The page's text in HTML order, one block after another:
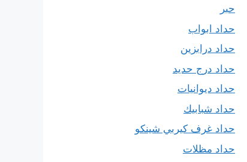
حبر
حداد ابواب
حداد درابزين
حداد درج حديد
حداد ديوانيات
حداد شبابيك
حداد غرف كيربي شينكو
حداد مظلات